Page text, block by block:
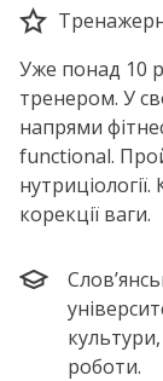
Уже понад 10
тренером. У
напрями
functional.
корекції ваги.
роботи.